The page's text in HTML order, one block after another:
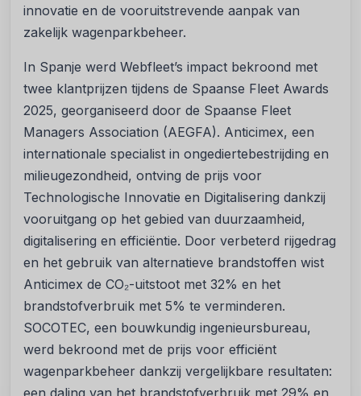
innovatie en de vooruitstrevende aanpak van
zakelijk wagenparkbeheer.
In Spanje werd Webfleet’s impact bekroond met
twee klantprijzen tijdens de Spaanse Fleet Awards
2025, georganiseerd door de Spaanse Fleet
Managers Association (AEGFA). Anticimex, een
internationale specialist in ongediertebestrijding en
milieugezondheid, ontving de prijs voor
Technologische Innovatie en Digitalisering dankzij
vooruitgang op het gebied van duurzaamheid,
digitalisering en efficiëntie. Door verbeterd rijgedrag
en het gebruik van alternatieve brandstoffen wist
Anticimex de CO₂-uitstoot met 32% en het
brandstofverbruik met 5% te verminderen.
SOCOTEC, een bouwkundig ingenieursbureau,
werd bekroond met de prijs voor efficiënt
wagenparkbeheer dankzij vergelijkbare resultaten:
een daling van het brandstofverbruik met 29% en